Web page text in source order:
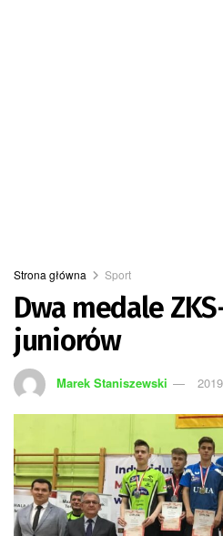
Strona główna Sport
Dwa medale
juniorów
Marek Staniszewski